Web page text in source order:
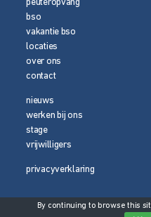
peuteropvang
bso
vakantie bso
locaties
over ons
contact
nieuws
werken bij ons
stage
vrijwilligers
privacyverklaring
By continuing to browse this